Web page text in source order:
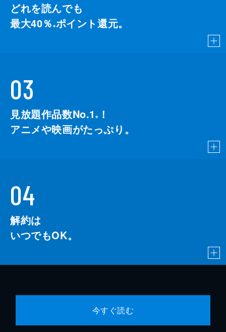
どれを読んでも
最大40％ ※ポイント還元。
03
見放題作品数No.1 ※
！
アニメや映画がたっぷり。
04
解約は
いつでもOK。
今すぐ読む